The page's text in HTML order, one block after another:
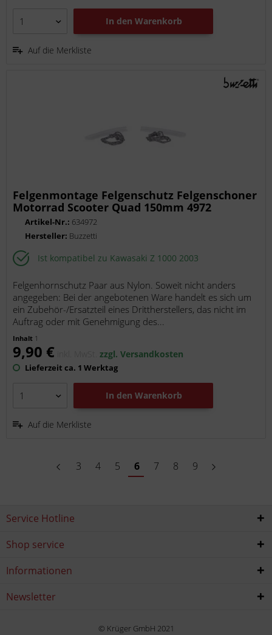
In den Warenkorb
Auf die Merkliste
Felgenmontage Felgenschutz Felgenschoner
Motorrad Scooter Quad 150mm 4972
Artikel-Nr.: 634972
Hersteller: Buzzetti
Ist kompatibel zu Kawasaki Z 1000 2003
Felgenhornschutz Paar aus Nylon. Soweit nicht anders
angegeben: Bei der angebotenen Ware handelt es sich um
ein Zubehör-/Ersatzteil eines Drittherstellers, das nicht im
Auftrag oder mit Genehmigung des...
Inhalt 1
9,90 € inkl. MwSt.zzgl. Versandkosten
Lieferzeit ca. 1 Werktag
In den Warenkorb
Auf die Merkliste
3 4 5 6 7 8 9
Service Hotline
Shop service
Informationen
Newsletter
© Krüger GmbH 2021